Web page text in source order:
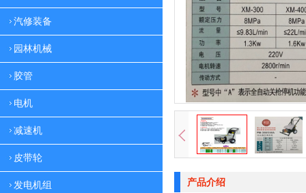
汽修装备
园林机械
胶管
电机
减速机
皮带轮
发电机组 产品介绍